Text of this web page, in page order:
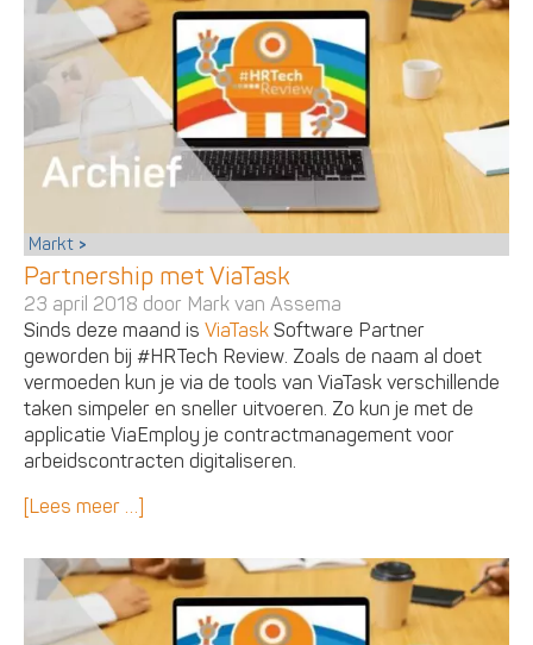
Markt
Partnership met ViaTask
23 april 2018 door Mark van Assema
Sinds deze maand isViaTask Software Partner
geworden bij #HRTech Review. Zoals de naam al doet
vermoeden kun je via de tools van ViaTask verschillende
taken simpeler en sneller uitvoeren. Zo kun je met de
applicatie ViaEmploy je contractmanagement voor
arbeidscontracten digitaliseren.
[Lees meer …]